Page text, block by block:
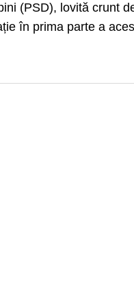
(PSD), lovită crunt
în prima parte a